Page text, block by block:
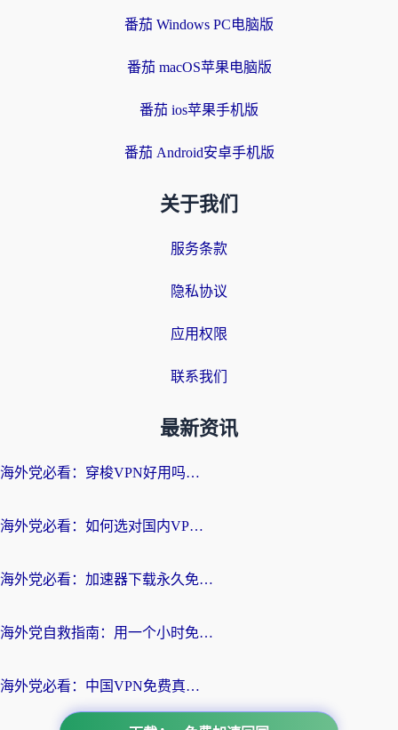
番茄 Windows PC电脑版
番茄 macOS苹果电脑版
番茄 ios苹果手机版
番茄 Android安卓手机版
关于我们
服务条款
隐私协议
应用权限
联系我们
最新资讯
海外党必看：穿梭VPN好用吗？和云帆VPN对比哪个回国效果更好？附真实测评+避坑指南
海外党必看：如何选对国内VPN，实现无缝访问国内资源？
海外党必看：加速器下载永久免费版真的存在吗？教你无缝访问国内资源的正确姿势
海外党自救指南：用一个小时免费加速器，轻松打破国内资源访问壁垒？
海外党必看：中国VPN免费真的靠谱吗？手把手教你选对回国加速器